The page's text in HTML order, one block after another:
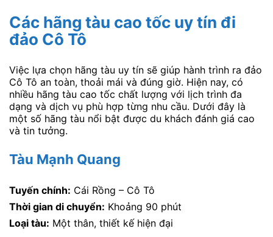
Các hãng tàu cao tốc uy tín đi
đảo Cô Tô
Việc lựa chọn hãng tàu uy tín sẽ giúp hành trình ra đảo
Cô Tô an toàn, thoải mái và đúng giờ. Hiện nay, có
nhiều hãng tàu cao tốc chất lượng với lịch trình đa
dạng và dịch vụ phù hợp từng nhu cầu. Dưới đây là
một số hãng tàu nổi bật được du khách đánh giá cao
và tin tưởng.
Tàu Mạnh Quang
Tuyến chính: Cái Rồng – Cô Tô
Thời gian di chuyển: Khoảng 90 phút
Loại tàu: Một thân, thiết kế hiện đại